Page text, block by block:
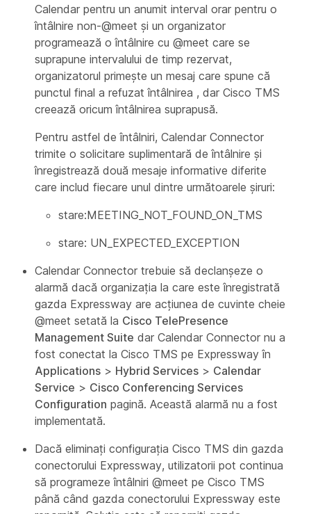
Calendar pentru un anumit interval orar pentru o
întâlnire non-@meet și un organizator
programează o întâlnire cu @meet care se
suprapune intervalului de timp rezervat,
organizatorul primește un mesaj care spune că
punctul final a refuzat întâlnirea , dar Cisco TMS
creează oricum întâlnirea suprapusă.
Pentru astfel de întâlniri, Calendar Connector
trimite o solicitare suplimentară de întâlnire și
înregistrează două mesaje informative diferite
care includ fiecare unul dintre următoarele șiruri:
stare:MEETING_NOT_FOUND_ON_TMS
stare: UN_EXPECTED_EXCEPTION
Calendar Connector trebuie să declanșeze o
alarmă dacă organizația la care este înregistrată
gazda Expressway are acțiunea de cuvinte cheie
@meet setată la Cisco TelePresence
Management Suite dar Calendar Connector nu a
fost conectat la Cisco TMS pe Expressway în
Applications > Hybrid Services > Calendar
Service > Cisco Conferencing Services
Configuration pagină. Această alarmă nu a fost
implementată.
Dacă eliminați configurația Cisco TMS din gazda
conectorului Expressway, utilizatorii pot continua
să programeze întâlniri @meet pe Cisco TMS
până când gazda conectorului Expressway este